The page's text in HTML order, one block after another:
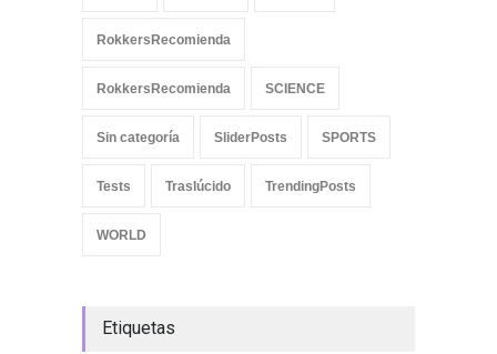
RokkersRecomienda
RokkersRecomienda SCIENCE
Sin categoría SliderPosts SPORTS
Tests Traslúcido TrendingPosts
WORLD
Etiquetas